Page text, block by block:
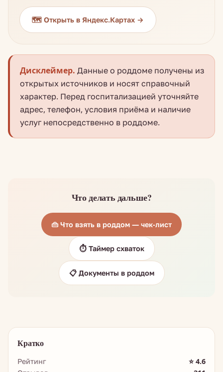
🗺️ Открыть в Яндекс.Картах →
Дисклеймер. Данные о роддоме получены из
открытых источников и носят справочный
характер. Перед госпитализацией уточняйте
адрес, телефон, условия приёма и наличие
услуг непосредственно в роддоме.
Кратко
Рейтинг
⭐ 4.6
Что делать дальше?
👜 Что взять в роддом — чек-лист
⏱️ Таймер схваток
📋 Документы в роддом